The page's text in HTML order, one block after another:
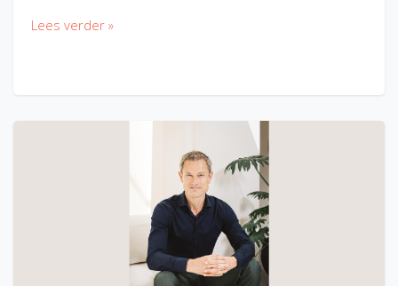
Lees verder »